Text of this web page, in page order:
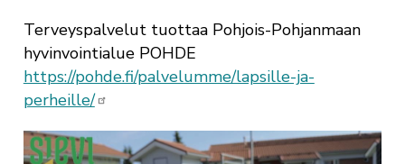
Terveyspalvelut tuottaa Pohjois-Pohjanmaan
hyvinvointialue POHDE
https://pohde.fi/palvelumme/lapsille-ja-
perheille/